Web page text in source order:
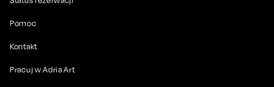
Pomoc
Kontakt
Pracuj w Adria Art